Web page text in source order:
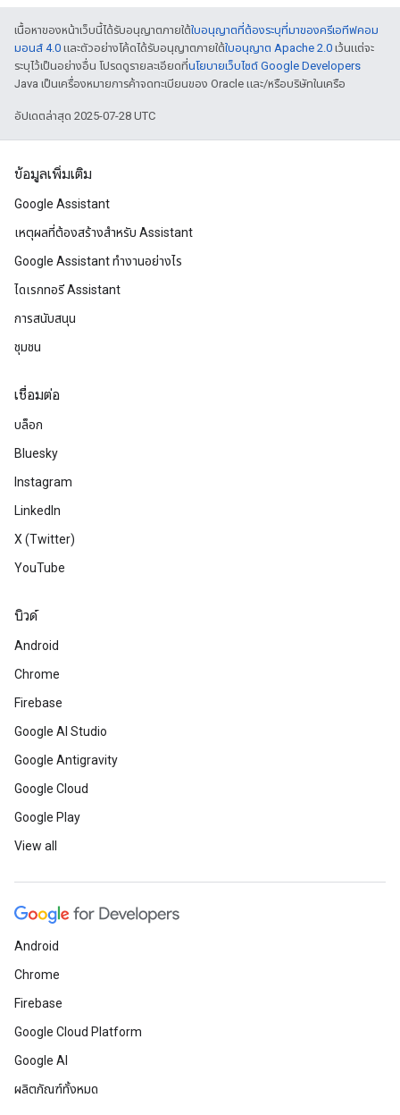
เนื้อหาของหน้าเว็บนี้ได้รับอนุญาตภายใต้ใบอนุญาตที่ต้องระบุที่มาของครีเอทีฟคอม
มอนส์ 4.0 และตัวอย่างโค้ดได้รับอนุญาตภายใต้ใบอนุญาต Apache 2.0 เว้นแต่จะ
ระบุไว้เป็นอย่างอื่น โปรดดูรายละเอียดที่นโยบายเว็บไซต์ Google Developers
Java เป็นเครื่องหมายการค้าจดทะเบียนของ Oracle และ/หรือบริษัทในเครือ
อัปเดตล่าสุด 2025-07-28 UTC
ข้อมูลเพิ่มเติม
Google Assistant
เหตุผลที่ต้องสร้างสําหรับ Assistant
Google Assistant ทำงานอย่างไร
ไดเรกทอรี Assistant
การสนับสนุน
ชุมชน
เชื่อมต่อ
บล็อก
Bluesky
Instagram
LinkedIn
X (Twitter)
YouTube
บิวด์
Android
Chrome
Firebase
Google AI Studio
Google Antigravity
Google Cloud
Google Play
View all
Android
Chrome
Firebase
Google Cloud Platform
Google AI
ผลิตภัณฑ์ทั้งหมด